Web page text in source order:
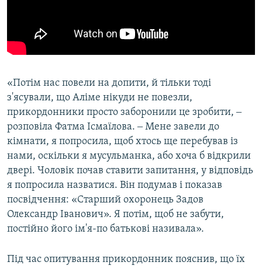
«Потім нас повели на допити, й тільки тоді
з'ясували, що Аліме нікуди не повезли,
прикордонники просто заборонили це зробити, ‒
розповіла Фатма Ісмаїлова. ‒ Мене завели до
кімнати, я попросила, щоб хтось ще перебував із
нами, оскільки я мусульманка, або хоча б відкрили
двері. Чоловік почав ставити запитання, у відповідь
я попросила назватися. Він подумав і показав
посвідчення: «Старший охоронець Задов
Олександр Іванович». Я потім, щоб не забути,
постійно його ім'я-по батькові називала».
Під час опитування прикордонник пояснив, що їх